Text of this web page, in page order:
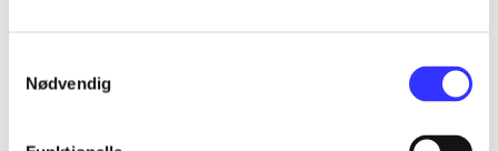
Nødvendig
lorem ipsum dolor sit amet ...